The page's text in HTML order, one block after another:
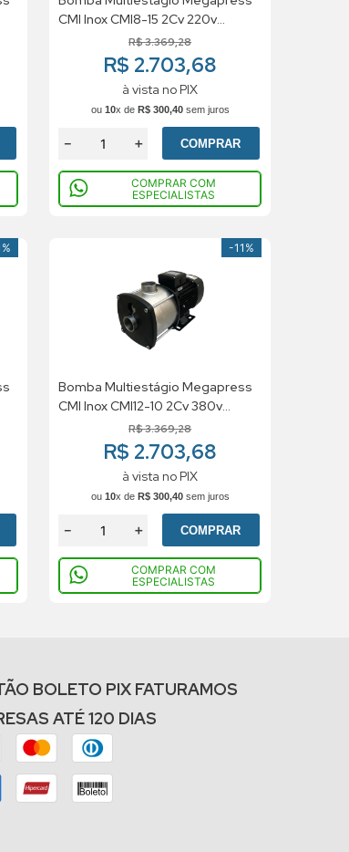
CMI Inox CMI8-15 2Cv 220v
R$3.369,28
R$ 2.703,68
à vista no PIX
ou 10x de R$ 300,40sem juros
＋
－ COMPRAR
COMPRAR COM
ESPECIALISTAS
-11%
Bomba Multiestágio Megapress
CMI Inox CMI12-10 2Cv 380v
R$3.369,28
R$ 2.703,68
à vista no PIX
ou 10x de R$ 300,40sem juros
＋
－ COMPRAR
COMPRAR COM
ESPECIALISTAS
BOLETO PIX FATURAMOS
ATÉ 120 DIAS